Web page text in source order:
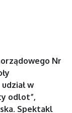
Nr
w
odlot”,
Spektakl